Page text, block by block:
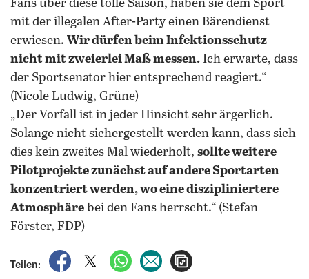
Fans über diese tolle Saison, haben sie dem Sport
mit der illegalen After-Party einen Bärendienst
erwiesen. Wir dürfen beim Infektionsschutz
nicht mit zweierlei Maß messen. Ich erwarte, dass
der Sportsenator hier entsprechend reagiert.“
(Nicole Ludwig, Grüne)
„Der Vorfall ist in jeder Hinsicht sehr ärgerlich.
Solange nicht sichergestellt werden kann, dass sich
dies kein zweites Mal wiederholt, sollte weitere
Pilotprojekte zunächst auf andere Sportarten
konzentriert werden, wo eine diszipliniertere
Atmosphäre bei den Fans herrscht.“ (Stefan
Förster, FDP)
Teilen:
auf Facebook teilen
auf X teilenper WhatsApp teilen
per E-Mail teilen